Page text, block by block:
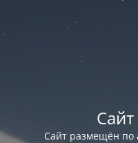
Сайт размещён по